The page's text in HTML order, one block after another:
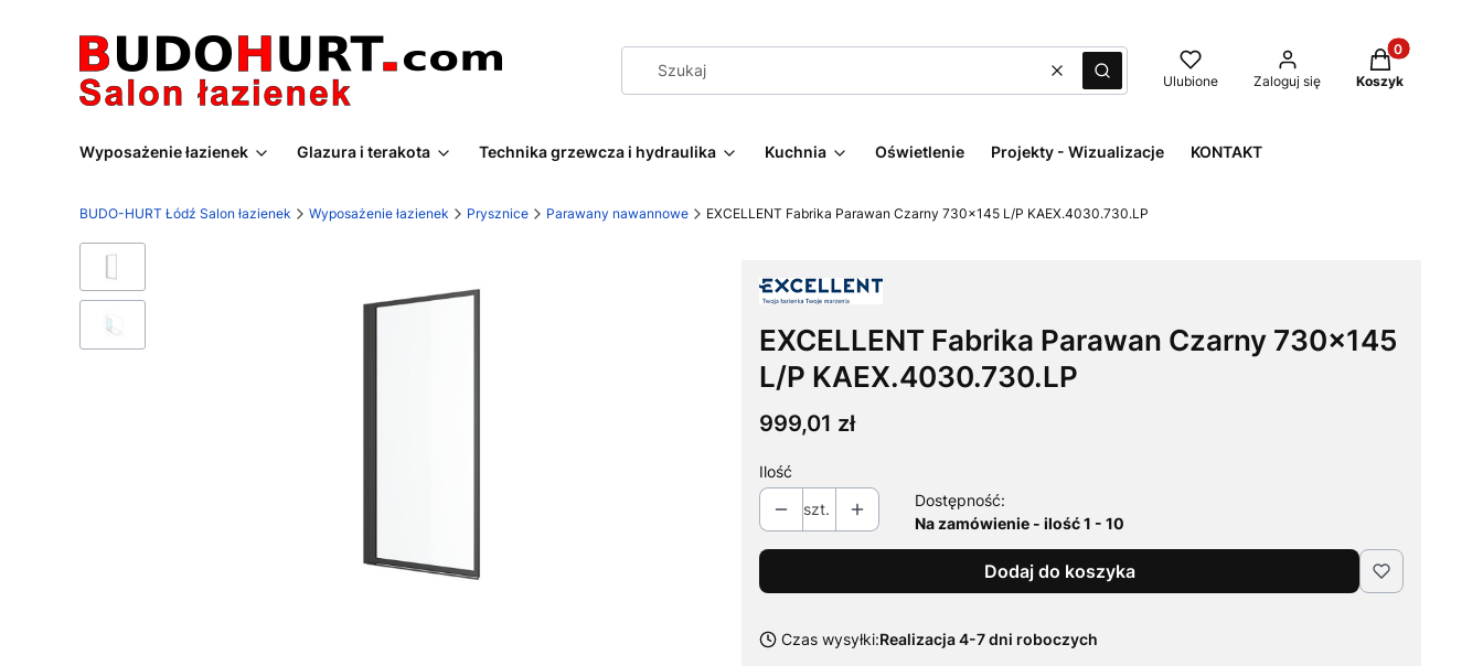
WyczyśćSzukaj Ulubione Zaloguj się
Produkty w
Koszyk
Wyposażenie łazienek Glazura i terakota Technika grzewcza i hydraulika Kuchnia Oświetlenie Projekty - Wizualizacje KONTAKT
BUDO-HURT Łódź Salon łazienek Wyposażenie łazienek Prysznice Parawany nawannowe EXCELLENT Fabrika Parawan Czarny 730x145 L/P KAEX.4030.730.LP
EXCELLENT Fabrika Parawan Czarny 730x145
L/P KAEX.4030.730.LP
Cena
999,01 zł
Ilość
szt.
Dostępność:
Na zamówienie - ilość 1 - 10
Dodaj do koszyka
Czas wysyłki:Realizacja 4-7 dni roboczych